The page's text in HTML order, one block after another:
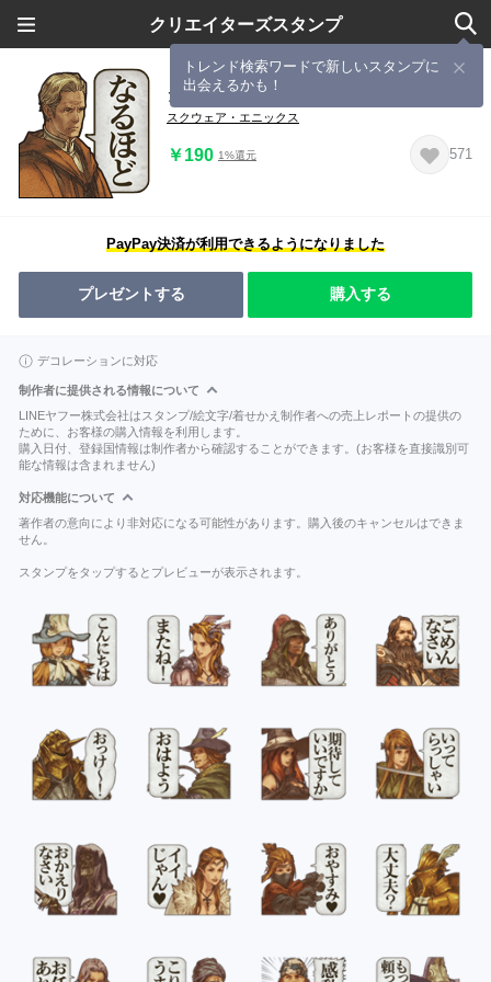
クリエイターズスタンプ
トレンド検索ワードで新しいスタンプに
出会えるかも！
タクティクスオウガ リボーン 第3弾
スクウェア・エニックス
￥190 1%還元 571
PayPay決済が利用できるようになりました
プレゼントする 購入する
デコレーションに対応
制作者に提供される情報について
LINEヤフー株式会社はスタンプ/絵文字/着せかえ制作者への売上レポートの提供の
ために、お客様の購入情報を利用します。
購入日付、登録国情報は制作者から確認することができます。(お客様を直接識別可
能な情報は含まれません)
対応機能について
著作者の意向により非対応になる可能性があります。購入後のキャンセルはできま
せん。
スタンプをタップするとプレビューが表示されます。